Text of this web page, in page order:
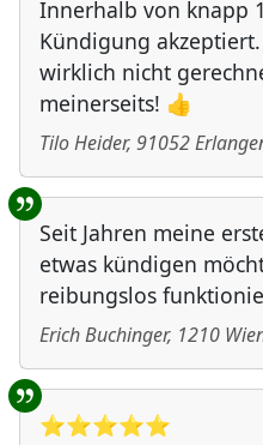
Innerhalb von knapp
Kündigung
wirklich nicht
meinerseits! 👍
Tilo Heider, 91052
Seit Jahren meine
etwas kündigen
reibungslos
Erich Buchinger, 1210
⭐️⭐️⭐️⭐️⭐️